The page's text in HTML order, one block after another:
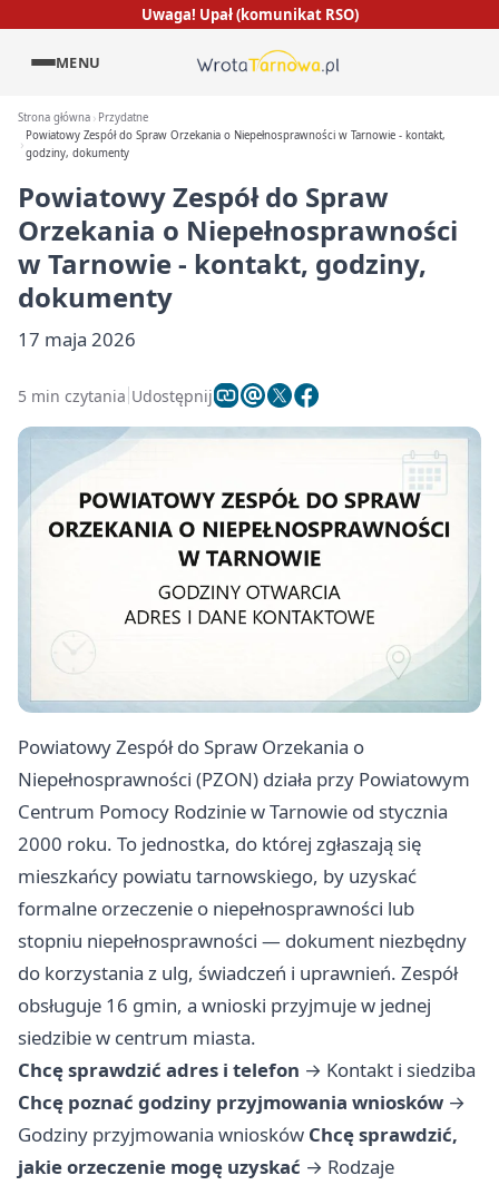
Uwaga! Upał (komunikat RSO)
MENU
Strona główna
Przydatne
Powiatowy Zespół do Spraw Orzekania o Niepełnosprawności w Tarnowie - kontakt,
godziny, dokumenty
Powiatowy Zespół do Spraw
Orzekania o Niepełnosprawności
w Tarnowie - kontakt, godziny,
dokumenty
17 maja 2026
5 min czytania Udostępnij
Powiatowy Zespół do Spraw Orzekania o
Niepełnosprawności (PZON) działa przy Powiatowym
Centrum Pomocy Rodzinie w Tarnowie od stycznia
2000 roku. To jednostka, do której zgłaszają się
mieszkańcy powiatu tarnowskiego, by uzyskać
formalne orzeczenie o niepełnosprawności lub
stopniu niepełnosprawności — dokument niezbędny
do korzystania z ulg, świadczeń i uprawnień. Zespół
obsługuje 16 gmin, a wnioski przyjmuje w jednej
siedzibie w centrum miasta.
Chcę sprawdzić adres i telefon → Kontakt i siedziba
Chcę poznać godziny przyjmowania wniosków →
Godziny przyjmowania wniosków Chcę sprawdzić,
jakie orzeczenie mogę uzyskać → Rodzaje